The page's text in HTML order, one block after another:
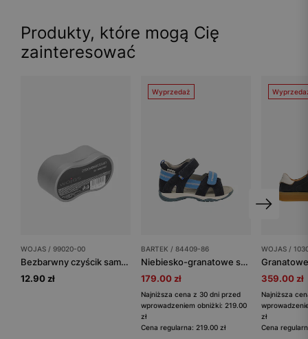
Produkty, które mogą Cię
zainteresować
WOJAS / 99020-00
Bezbarwny czyścik samo-nabłyszczający
12.90 zł
Wyprzedaż
BARTEK / 84409-86
Niebiesko-granatowe sandały BARTEK 84409-86
179.00 zł
Najniższa cena z 30 dni przed
wprowadzeniem obniżki: 219.00
zł
Cena regularna: 219.00 zł
WOJAS /
359.00 zł
Najniższa
zł
Cena